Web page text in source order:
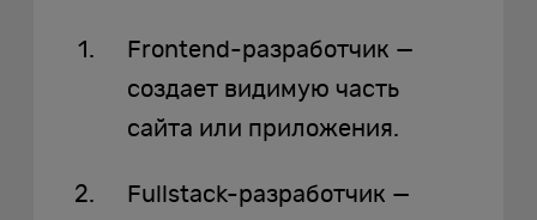
Frontend-разработчик —
создает видимую часть
сайта или приложения.
Fullstack-разработчик —